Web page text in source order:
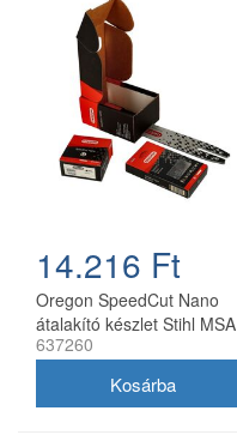
14.216 Ft
Oregon SpeedCut Nano
átalakító készlet Stihl MSA
161T 10" 325 1,1 mm
637260